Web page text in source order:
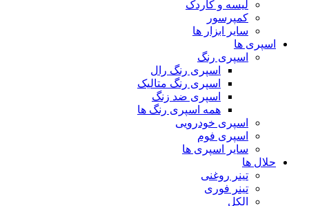
لیسه و کاردک
کمپرسور
سایر ابزار ها
اسپری ها
اسپری رنگ
اسپری رنگ رال
اسپری رنگ متالیک
اسپری ضد زنگ
همه اسپری رنگ ها
اسپری خودرویی
اسپری فوم
سایر اسپری ها
حلال ها
تینر روغنی
تینر فوری
الکل